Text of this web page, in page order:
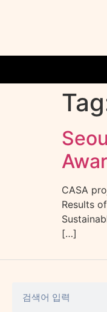
CASA
Results
[…]